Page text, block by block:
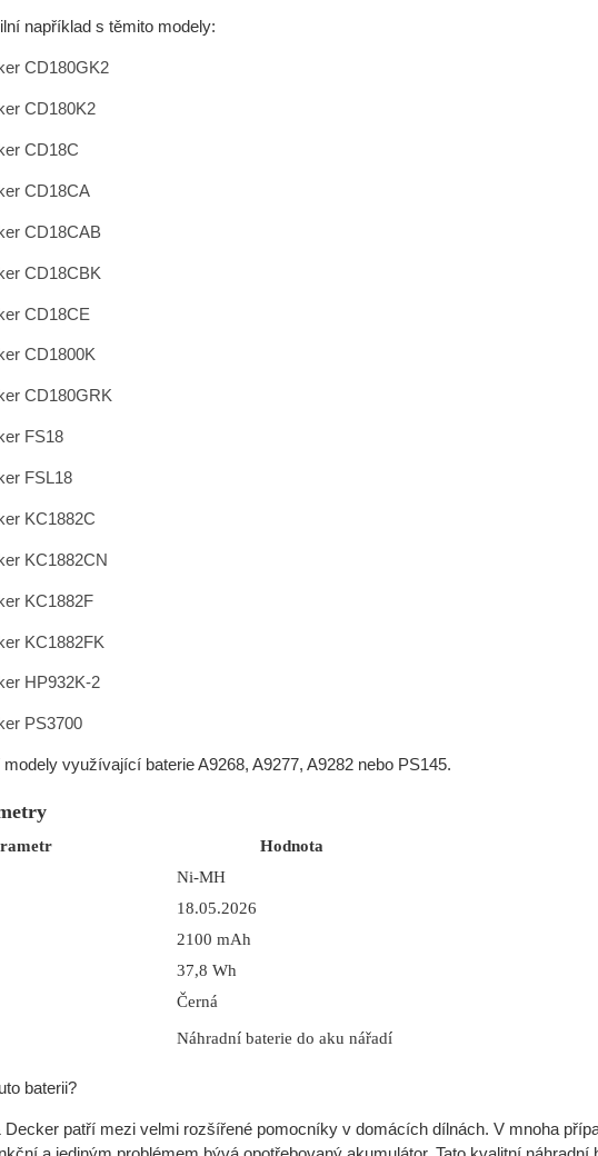
například s těmito modely:
CD180GK2
CD180K2
CD18C
CD18CA
CD18CAB
CD18CBK
CD18CE
CD1800K
CD180GRK
FS18
FSL18
KC1882C
KC1882CN
KC1882F
KC1882FK
HP932K-2
PS3700
využívající baterie A9268, A9277, A9282 nebo PS145.
Hodnota
Ni-MH
18.05.2026
2100 mAh
37,8 Wh
Černá
Náhradní baterie do aku nářadí
baterii?
patří mezi velmi rozšířené pomocníky v domácích dílnách. V mnoha